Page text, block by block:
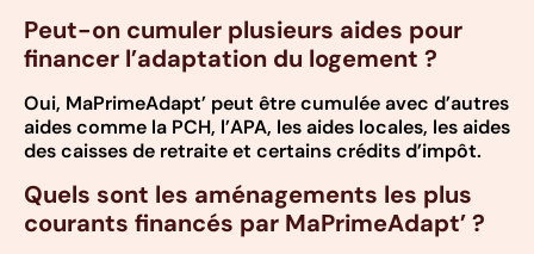
Peut-on cumuler plusieurs aides pour
financer l’adaptation du logement ?
Oui, MaPrimeAdapt’ peut être cumulée avec d’autres
aides comme la PCH, l’APA, les aides locales, les aides
des caisses de retraite et certains crédits d’impôt.
Quels sont les aménagements les plus
courants financés par MaPrimeAdapt’ ?